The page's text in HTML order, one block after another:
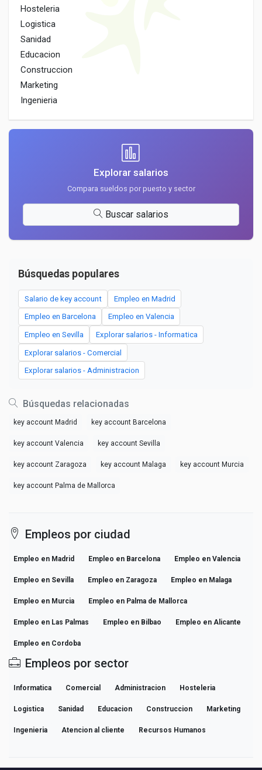
Hosteleria
Logistica
Sanidad
Educacion
Construccion
Marketing
Ingenieria
Explorar salarios
Compara sueldos por puesto y sector
Buscar salarios
Búsquedas populares
Salario de key account Empleo en Madrid
Empleo en Barcelona Empleo en Valencia
Empleo en Sevilla Explorar salarios - Informatica
Explorar salarios - Comercial
Explorar salarios - Administracion
Búsquedas relacionadas
key account Madrid key account Barcelona
key account Valencia key account Sevilla
key account Zaragoza key account Malaga key account Murcia
key account Palma de Mallorca
Empleos por ciudad
Empleo en Madrid Empleo en Barcelona Empleo en Valencia
Empleo en Sevilla Empleo en Zaragoza Empleo en Malaga
Empleo en Murcia Empleo en Palma de Mallorca
Empleo en Las Palmas Empleo en Bilbao Empleo en Alicante
Empleo en Cordoba
Empleos por sector
Informatica Comercial Administracion Hosteleria
Logistica Sanidad Educacion Construccion Marketing
Ingenieria Atencion al cliente Recursos Humanos